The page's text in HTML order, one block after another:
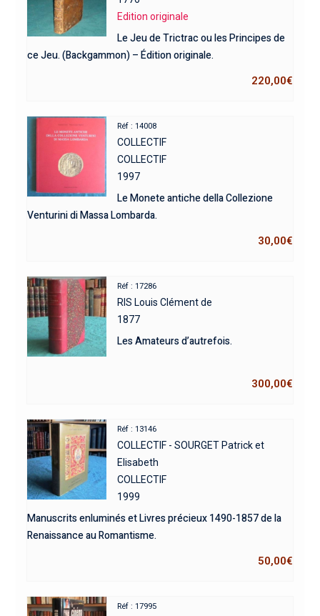
Edition originale
Le Jeu de Trictrac ou les Principes de
ce Jeu. (Backgammon) – Édition originale.
220,00€
Réf : 14008
COLLECTIF
COLLECTIF
1997
Le Monete antiche della Collezione
Venturini di Massa Lombarda.
30,00€
Réf : 17286
RIS Louis Clément de
1877
Les Amateurs d’autrefois.
300,00€
Réf : 13146
COLLECTIF - SOURGET Patrick et
Elisabeth
COLLECTIF
1999
Manuscrits enluminés et Livres précieux 1490-1857 de la
Renaissance au Romantisme.
50,00€
Réf : 17995